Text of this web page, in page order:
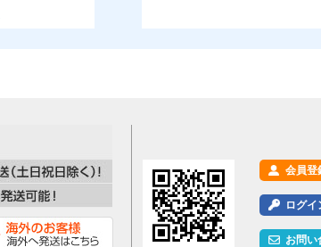
会員登
ログイ
お問い